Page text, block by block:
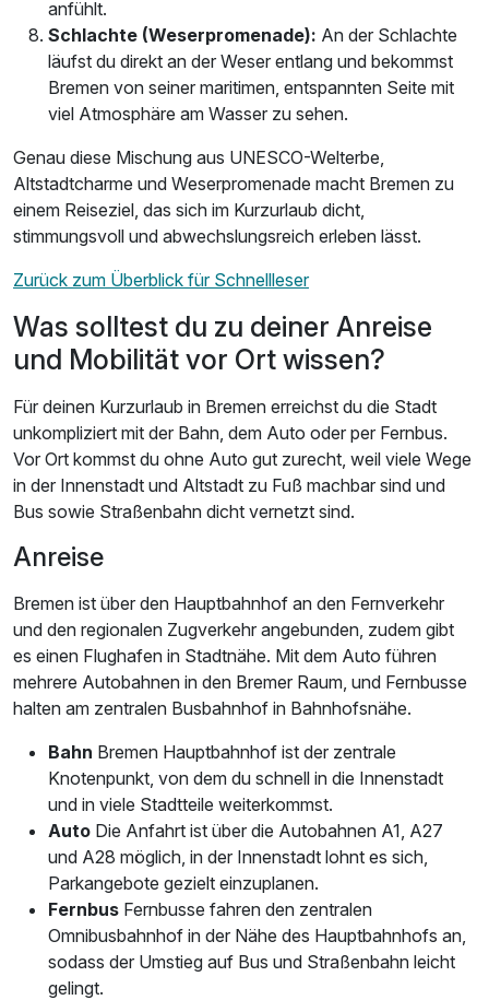
anfühlt.
Schlachte (Weserpromenade): An der Schlachte
läufst du direkt an der Weser entlang und bekommst
Bremen von seiner maritimen, entspannten Seite mit
viel Atmosphäre am Wasser zu sehen.
Genau diese Mischung aus UNESCO-Welterbe,
Altstadtcharme und Weserpromenade macht Bremen zu
einem Reiseziel, das sich im Kurzurlaub dicht,
stimmungsvoll und abwechslungsreich erleben lässt.
Zurück zum Überblick für Schnellleser
Was solltest du zu deiner Anreise
und Mobilität vor Ort wissen?
Für deinen Kurzurlaub in Bremen erreichst du die Stadt
unkompliziert mit der Bahn, dem Auto oder per Fernbus.
Vor Ort kommst du ohne Auto gut zurecht, weil viele Wege
in der Innenstadt und Altstadt zu Fuß machbar sind und
Bus sowie Straßenbahn dicht vernetzt sind.
Anreise
Bremen ist über den Hauptbahnhof an den Fernverkehr
und den regionalen Zugverkehr angebunden, zudem gibt
es einen Flughafen in Stadtnähe. Mit dem Auto führen
mehrere Autobahnen in den Bremer Raum, und Fernbusse
halten am zentralen Busbahnhof in Bahnhofsnähe.
Bahn Bremen Hauptbahnhof ist der zentrale
Knotenpunkt, von dem du schnell in die Innenstadt
und in viele Stadtteile weiterkommst.
Auto Die Anfahrt ist über die Autobahnen A1, A27
und A28 möglich, in der Innenstadt lohnt es sich,
Parkangebote gezielt einzuplanen.
Fernbus Fernbusse fahren den zentralen
Omnibusbahnhof in der Nähe des Hauptbahnhofs an,
sodass der Umstieg auf Bus und Straßenbahn leicht
gelingt.